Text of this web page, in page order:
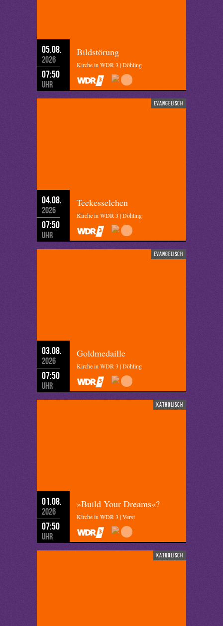
05.08.
2026
07:50
Uhr
Bildstörung
Kirche in WDR 3 | Döhling
evangelisch
04.08.
2026
07:50
Uhr
Teekesselchen
Kirche in WDR 3 | Döhling
evangelisch
03.08.
2026
07:50
Uhr
Goldmedaille
Kirche in WDR 3 | Döhling
katholisch
01.08.
2026
07:50
Uhr
»Build Your Dreams«?
Kirche in WDR 3 | Verst
katholisch